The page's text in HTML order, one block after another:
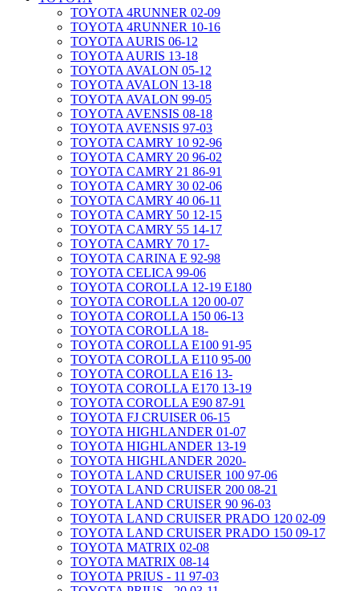
TOYOTA 4RUNNER 02-09
TOYOTA 4RUNNER 10-16
TOYOTA AURIS 06-12
TOYOTA AURIS 13-18
TOYOTA AVALON 05-12
TOYOTA AVALON 13-18
TOYOTA AVALON 99-05
TOYOTA AVENSIS 08-18
TOYOTA AVENSIS 97-03
TOYOTA CAMRY 10 92-96
TOYOTA CAMRY 20 96-02
TOYOTA CAMRY 21 86-91
TOYOTA CAMRY 30 02-06
TOYOTA CAMRY 40 06-11
TOYOTA CAMRY 50 12-15
TOYOTA CAMRY 55 14-17
TOYOTA CAMRY 70 17-
TOYOTA CARINA E 92-98
TOYOTA CELICA 99-06
TOYOTA COROLLA 12-19 E180
TOYOTA COROLLA 120 00-07
TOYOTA COROLLA 150 06-13
TOYOTA COROLLA 18-
TOYOTA COROLLA E100 91-95
TOYOTA COROLLA E110 95-00
TOYOTA COROLLA E16 13-
TOYOTA COROLLA E170 13-19
TOYOTA COROLLA E90 87-91
TOYOTA FJ CRUISER 06-15
TOYOTA HIGHLANDER 01-07
TOYOTA HIGHLANDER 13-19
TOYOTA HIGHLANDER 2020-
TOYOTA LAND CRUISER 100 97-06
TOYOTA LAND CRUISER 200 08-21
TOYOTA LAND CRUISER 90 96-03
TOYOTA LAND CRUISER PRADO 120 02-09
TOYOTA LAND CRUISER PRADO 150 09-17
TOYOTA MATRIX 02-08
TOYOTA MATRIX 08-14
TOYOTA PRIUS - 11 97-03